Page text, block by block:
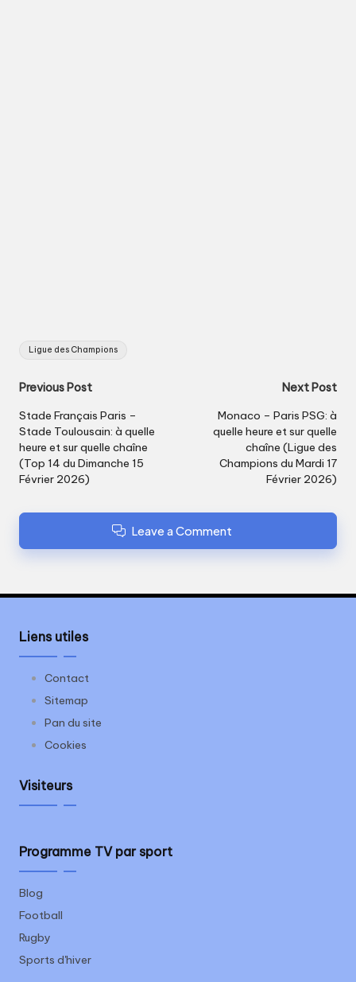
Tags:
Ligue des Champions
Post
navigation
Previous Post
Stade Français Paris –
Stade Toulousain: à quelle
heure et sur quelle chaîne
(Top 14 du Dimanche 15
Février 2026)
Next Post
Monaco – Paris PSG: à
quelle heure et sur quelle
chaîne (Ligue des
Champions du Mardi 17
Février 2026)
Leave a Comment
Liens utiles
Contact
Sitemap
Pan du site
Cookies
Visiteurs
Programme TV par sport
Blog
Football
Rugby
Sports d'hiver